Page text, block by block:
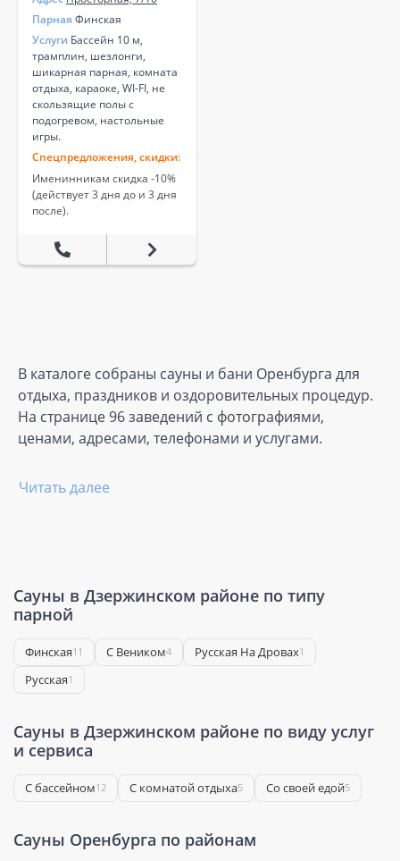
Парная Финская
Услуги Бассейн 10 м,
трамплин, шезлонги,
шикарная парная, комната
отдыха, караоке, WI-FI, не
скользящие полы с
подогревом, настольные
игры.
Спецпредложения, скидки:
Именинникам скидка -10%
(действует 3 дня до и 3 дня
после).
В каталоге собраны сауны и бани Оренбурга для
отдыха, праздников и оздоровительных процедур.
На странице 96 заведений с фотографиями,
ценами, адресами, телефонами и услугами.
Читать далее
Сауны в Дзержинском районе по типу
парной
Финская11 С Веником4 Русская На Дровах1
Русская1
Сауны в Дзержинском районе по виду услуг
и сервиса
С бассейном12 С комнатой отдыха5 Со своей едой5
Сауны Оренбурга по районам